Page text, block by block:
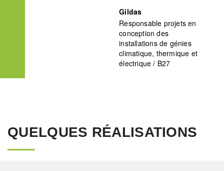
Gildas
Responsable projets en
conception des
installations de génies
climatique, thermique et
électrique / B27
QUELQUES RÉALISATIONS